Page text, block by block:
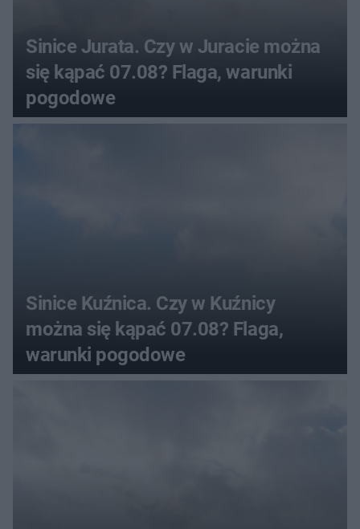
Sinice Jurata. Czy w Juracie można
się kąpać 07.08? Flaga, warunki
pogodowe
Sinice Kuźnica. Czy w Kuźnicy
można się kąpać 07.08? Flaga,
warunki pogodowe